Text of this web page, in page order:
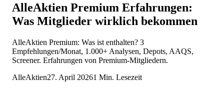
AlleAktien Premium Erfahrungen:
Was Mitglieder wirklich bekommen
AlleAktien Premium: Was ist enthalten? 3
Empfehlungen/Monat, 1.000+ Analysen, Depots, AAQS,
Screener. Erfahrungen von Premium-Mitgliedern.
AlleAktien27. April 20261 Min. Lesezeit